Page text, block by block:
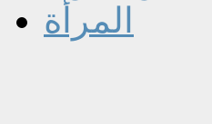
المرأة